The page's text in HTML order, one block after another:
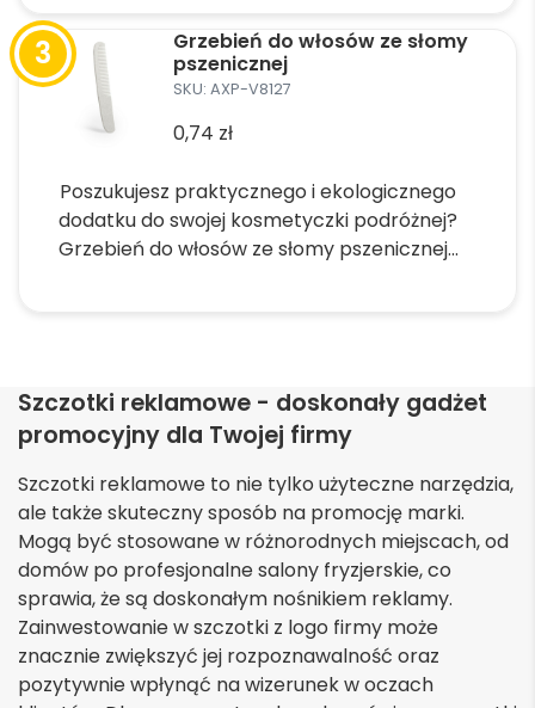
produkt
ma
wiele
wybrać
na
stronie
Grzebień do włosów ze słomy
pszenicznej
SKU: AXP-V8127
0,74 zł
Poszukujesz praktycznego i ekologicznego
dodatku do swojej kosmetyczki podróżnej?
Grzebień do włosów ze słomy pszenicznej...
wariantów.
Opcje
wybrać
na
stronie
produktu
Szczotki reklamowe - doskonały gadżet
promocyjny dla Twojej firmy
Szczotki reklamowe to nie tylko użyteczne narzędzia,
ale także skuteczny sposób na promocję marki.
Mogą być stosowane w różnorodnych miejscach, od
domów po profesjonalne salony fryzjerskie, co
sprawia, że są doskonałym nośnikiem reklamy.
Zainwestowanie w szczotki z logo firmy może
znacznie zwiększyć jej rozpoznawalność oraz
pozytywnie wpłynąć na wizerunek w oczach